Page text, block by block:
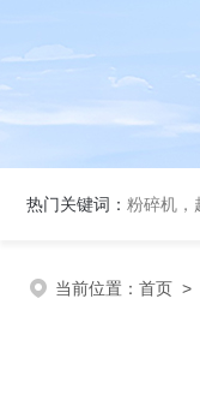
热门关键词： 粉碎机，
当前位置： 首页 >